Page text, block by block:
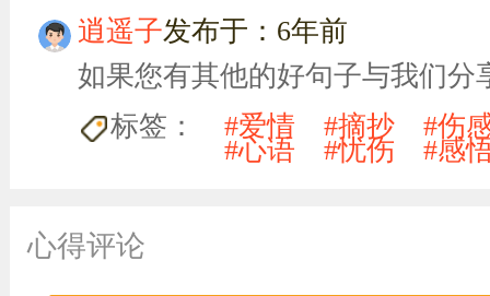
逍遥子发布于：6年前
如果您有其他的好句子与我们分
标签：
#爱情 #摘抄 #伤
#心语 #忧伤 #感
心得评论